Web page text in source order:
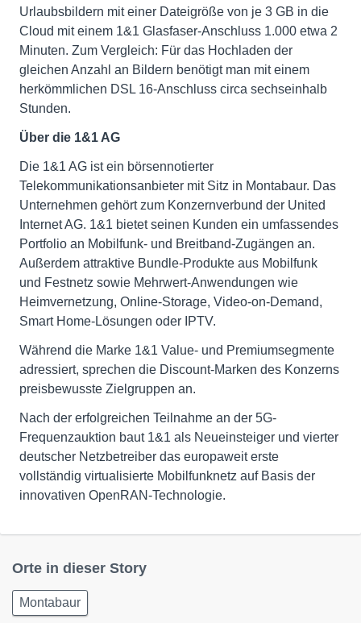
Urlaubsbildern mit einer Dateigröße von je 3 GB in die
Cloud mit einem 1&1 Glasfaser-Anschluss 1.000 etwa 2
Minuten. Zum Vergleich: Für das Hochladen der
gleichen Anzahl an Bildern benötigt man mit einem
herkömmlichen DSL 16-Anschluss circa sechseinhalb
Stunden.
Über die 1&1 AG
Die 1&1 AG ist ein börsennotierter
Telekommunikationsanbieter mit Sitz in Montabaur. Das
Unternehmen gehört zum Konzernverbund der United
Internet AG. 1&1 bietet seinen Kunden ein umfassendes
Portfolio an Mobilfunk- und Breitband-Zugängen an.
Außerdem attraktive Bundle-Produkte aus Mobilfunk
und Festnetz sowie Mehrwert-Anwendungen wie
Heimvernetzung, Online-Storage, Video-on-Demand,
Smart Home-Lösungen oder IPTV.
Während die Marke 1&1 Value- und Premiumsegmente
adressiert, sprechen die Discount-Marken des Konzerns
preisbewusste Zielgruppen an.
Nach der erfolgreichen Teilnahme an der 5G-
Frequenzauktion baut 1&1 als Neueinsteiger und vierter
deutscher Netzbetreiber das europaweit erste
vollständig virtualisierte Mobilfunknetz auf Basis der
innovativen OpenRAN-Technologie.
Orte in dieser Story
Montabaur